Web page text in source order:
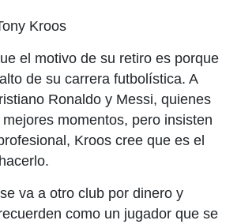
Kroos
el motivo de su retiro es porque
de su carrera futbolística. A
Ronaldo y Messi, quienes
momentos, pero insisten
Kroos cree que es el
va a otro club por dinero y
como un jugador que se